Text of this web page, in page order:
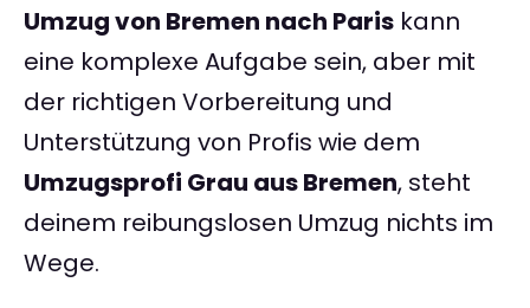
Umzug von Bremen nach Paris kann
eine komplexe Aufgabe sein, aber mit
der richtigen Vorbereitung und
Unterstützung von Profis wie dem
Umzugsprofi Grau aus Bremen, steht
deinem reibungslosen Umzug nichts im
Wege.